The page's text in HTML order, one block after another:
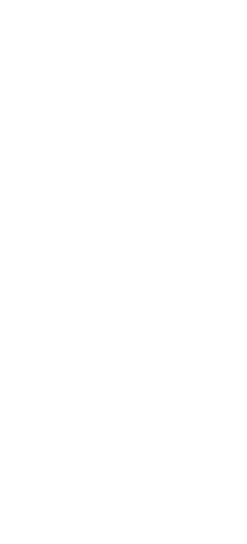
Sin embargo, la
todavía no ha
famosos 30
esto parece no ser
deslizado una
De efectuarse dicha
principalmente el
mencionadas.
blanco, con la
El técnico
cuenta actualmente